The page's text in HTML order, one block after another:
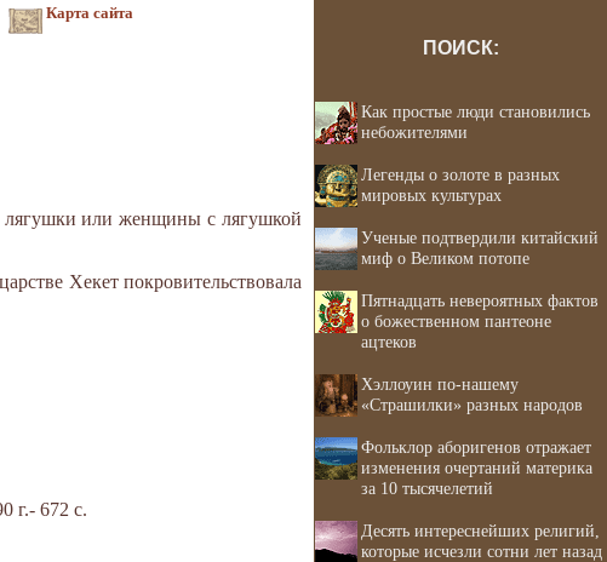
Карта сайта
лягушки или женщины с лягушкой
Хекет покровительствовала
г.- 672 с.
ПОИСК:
Как простые люди становились
небожителями
Легенды о золоте в разных
мировых культурах
Ученые подтвердили китайский
миф о Великом потопе
Пятнадцать невероятных фактов
о божественном пантеоне
ацтеков
Хэллоуин по-нашему
«Страшилки» разных народов
Фольклор аборигенов отражает
изменения очертаний материка
за 10 тысячелетий
Десять интереснейших религий,
которые исчезли сотни лет назад